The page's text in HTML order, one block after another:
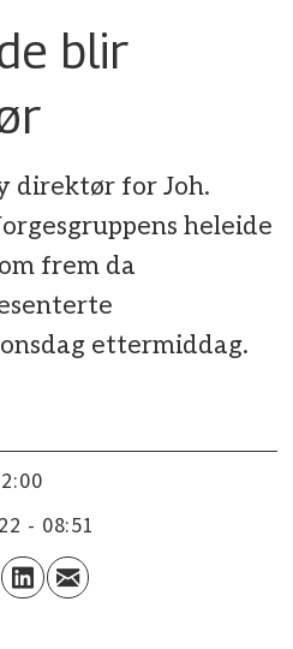
blir
direktør for Joh.
heleide
frem da
ettermiddag.
- 08:51